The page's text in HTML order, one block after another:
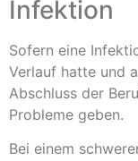
Infektion
Sofern eine
Verlauf hatte und
Abschluss der
Probleme geben.
Bei einem